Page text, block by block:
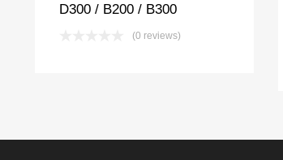
D300 / B200 / B300
(0 reviews)